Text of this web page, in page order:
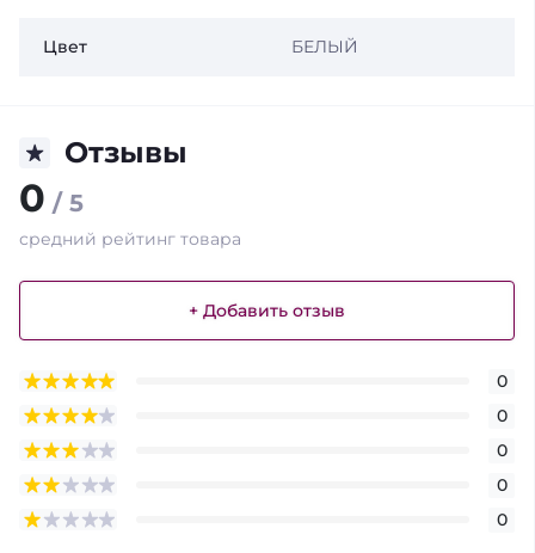
Цвет БЕЛЫЙ
Отзывы
0 / 5
средний рейтинг товара
+ Добавить отзыв
0
0
0
0
0